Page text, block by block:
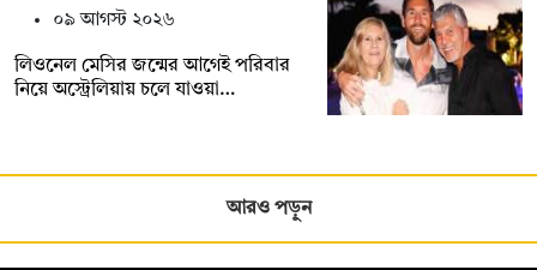
০৯ আগস্ট ২০২৬
লিওনেল মেসির জন্মের আগেই পরিবার
নিয়ে অস্ট্রেলিয়ায় চলে যাওয়া…
আরও পড়ুন